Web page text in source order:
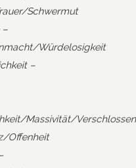
Schwermut
–
Würdelosigkeit
–
Massivität/
Offenheit